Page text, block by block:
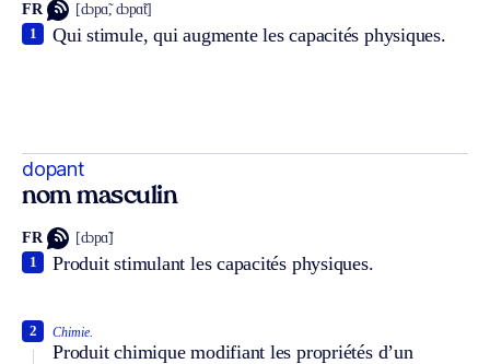
FR [dɔpɑ̃, dɔpɑ̃t]
Qui stimule, qui augmente les capacités physiques.
1
dopant
nom masculin
FR [dɔpɑ̃]
Produit stimulant les capacités physiques.
1
Chimie.
Produit chimique modifiant les propriétés d’un
2